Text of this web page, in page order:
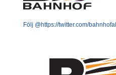
Följ @https://twitter.com/